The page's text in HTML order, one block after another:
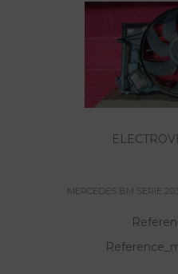
MERCEDES BM SERIE